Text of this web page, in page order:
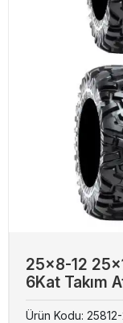
25x8-12
6Kat Takım
Ürün Kodu: